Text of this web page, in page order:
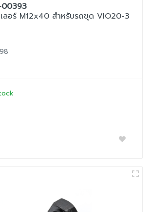
00393
ลอร์ M12x40 สำหรับรถขุด VIO20-3